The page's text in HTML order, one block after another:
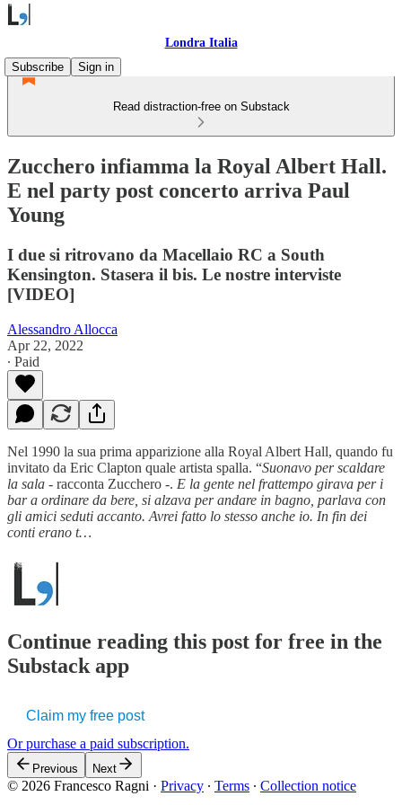
Londra Italia
Subscribe
Sign in
Read distraction-free on Substack
Zucchero infiamma la Royal Albert Hall.
E nel party post concerto arriva Paul
Young
I due si ritrovano da Macellaio RC a South
Kensington. Stasera il bis. Le nostre interviste
[VIDEO]
Alessandro Allocca
Apr 22, 2022
∙ Paid
Nel 1990 la sua prima apparizione alla Royal Albert Hall, quando fu
invitato da Eric Clapton quale artista spalla. “Suonavo per scaldare
la sala - racconta Zucchero -. E la gente nel frattempo girava per i
bar a ordinare da bere, si alzava per andare in bagno, parlava con
gli amici seduti accanto. Avrei fatto lo stesso anche io. In fin dei
conti erano t…
Continue reading this post for free in the
Substack app
Claim my free post
Or purchase a paid subscription.
Previous Next
© 2026 Francesco Ragni · Privacy ∙ Terms ∙ Collection notice